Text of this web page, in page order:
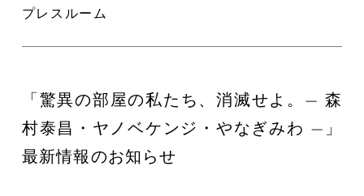
プレスルーム
「驚異の部屋の私たち、消滅せよ。— 森
村泰昌・ヤノベケンジ・やなぎみわ —」
最新情報のお知らせ